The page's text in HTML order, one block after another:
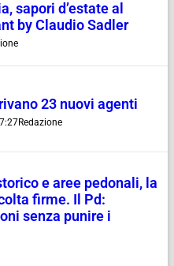
sapori d’estate al
by Claudio Sadler
23 nuovi agenti
Redazione
e aree pedonali, la
firme. Il Pd:
senza punire i